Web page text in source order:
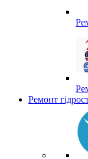
Ремонт